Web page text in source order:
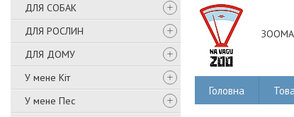
ДЛЯ СОБАК
ДЛЯ РОСЛИН
ДЛЯ ДОМУ
У мене Кіт
У мене Пес
Головна